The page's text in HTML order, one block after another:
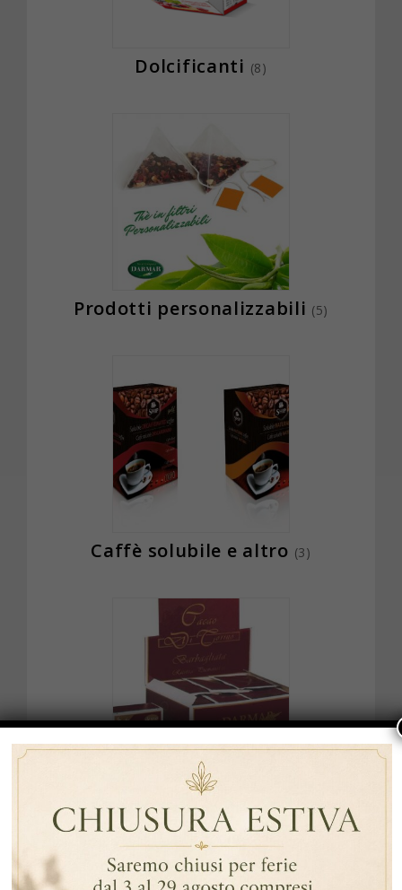
Dolcificanti (8)
Prodotti personalizzabili (5)
Caffè solubile e altro (3)
Cioccolata calda